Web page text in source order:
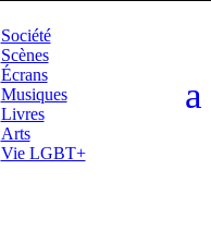
Société
Scènes
Écrans
Musiques
Livres
Arts
Vie LGBT+